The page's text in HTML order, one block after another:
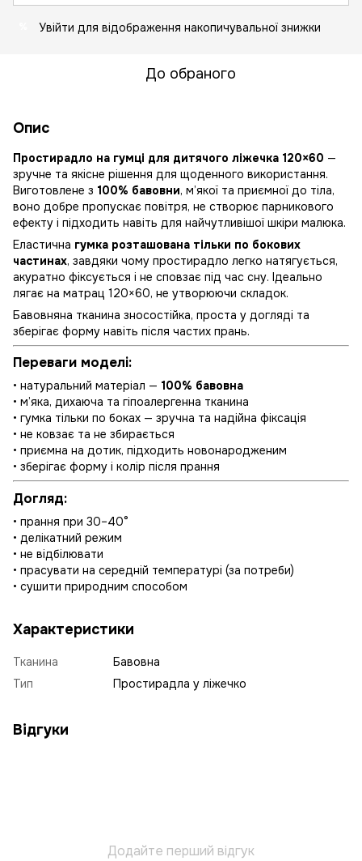
Увійти для відображення накопичувальної знижки
До обраного
Опис
Простирадло на гумці для дитячого ліжечка 120×60 —
зручне та якісне рішення для щоденного використання.
Виготовлене з 100% бавовни, м’якої та приємної до тіла,
воно добре пропускає повітря, не створює парникового
ефекту і підходить навіть для найчутливішої шкіри малюка.
Еластична гумка розташована тільки по бокових
частинах, завдяки чому простирадло легко натягується,
акуратно фіксується і не сповзає під час сну. Ідеально
лягає на матрац 120×60, не утворюючи складок.
Бавовняна тканина зносостійка, проста у догляді та
зберігає форму навіть після частих прань.
Переваги моделі:
• натуральний матеріал — 100% бавовна
• м’яка, дихаюча та гіпоалергенна тканина
• гумка тільки по боках — зручна та надійна фіксація
• не ковзає та не збирається
• приємна на дотик, підходить новонародженим
• зберігає форму і колір після прання
Догляд:
• прання при 30–40°
• делікатний режим
• не відбілювати
• прасувати на середній температурі (за потреби)
• сушити природним способом
Характеристики
Тканина
Бавовна
Тип
Простирадла у ліжечко
Відгуки
Додайте перший відгук